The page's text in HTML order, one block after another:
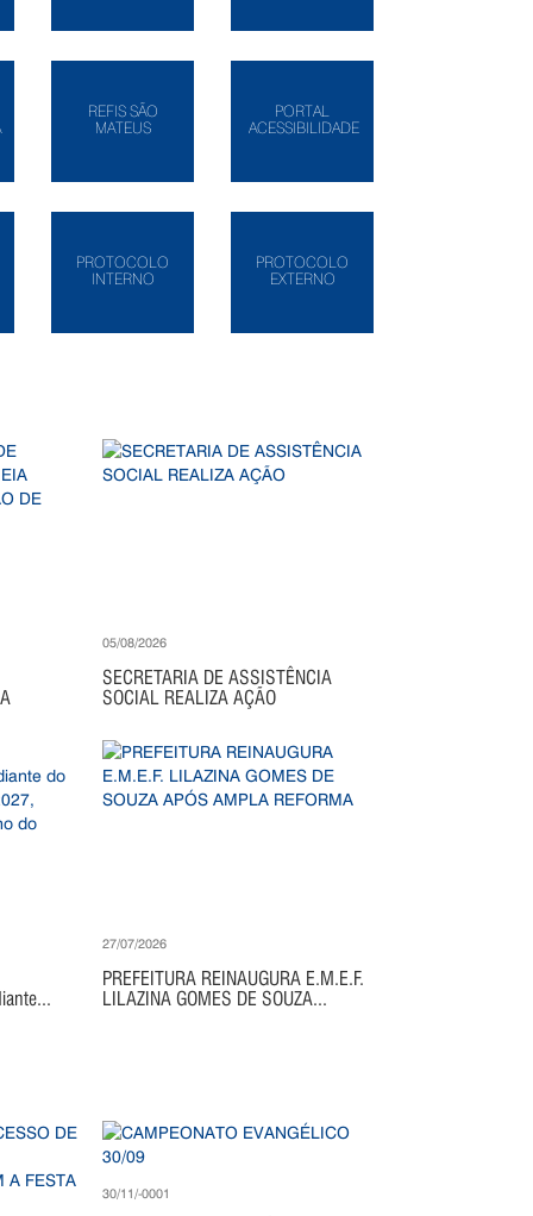
REFIS SÃO
MATEUS
PORTAL
ACESSIBILIDADE
PROTOCOLO
INTERNO
PROTOCOLO
EXTERNO
05/08/2026
SECRETARIA DE ASSISTÊNCIA
SOCIAL REALIZA AÇÃO
27/07/2026
PREFEITURA REINAUGURA E.M.E.F.
LILAZINA GOMES DE SOUZA...
30/11/-0001